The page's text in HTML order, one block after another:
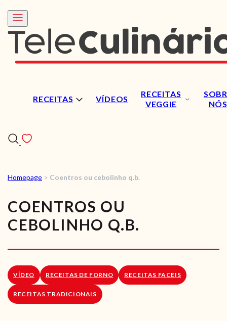
RECEITAS VÍDEOS
RECEITAS
VEGGIE
NÓS
RECEITAS
VÍDEOS
RECEITAS VEGGIE
LOJA ONLINE
Homepage > Coentros ou cebolinho q.b.
COENTROS OU
CEBOLINHO Q.B.
VÍDEO RECEITAS DE FORNO RECEITAS FACEIS
RECEITAS TRADICIONAIS